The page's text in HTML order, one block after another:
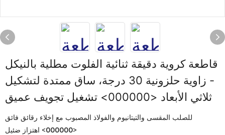
قاطعة كروية دقيقة ثنائية الفلوت مطلية بالنيكل
- زاوية حلزونية 30 درجة، ساق ممتدة لتشكيل
ثلاثي الأبعاد <000000> تشغيل تجويف عميق
للصلب المقسى والتيتانيوم والفولاذ المصبوب مع إخلاء رقائق فائق
<000000> اهتزاز ضئيل